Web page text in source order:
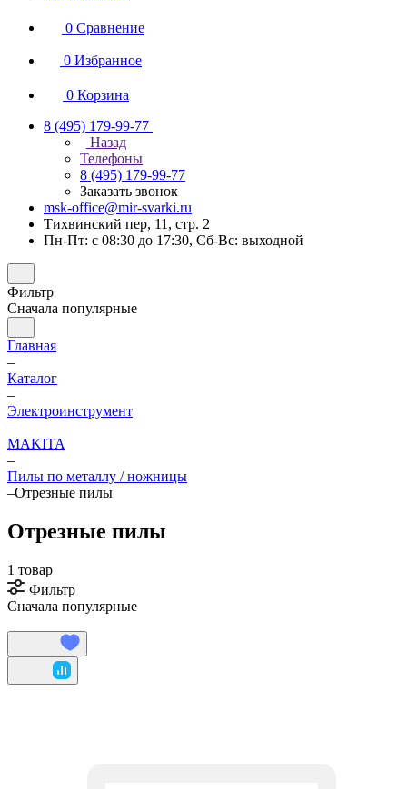
0 Сравнение
0 Избранное
0 Корзина
8 (495) 179-99-77
Назад
Телефоны
8 (495) 179-99-77
Заказать звонок
msk-office@mir-svarki.ru
Тихвинский пер, 11, стр. 2
Пн-Пт: с 08:30 до 17:30, Сб-Вс: выходной
Фильтр
Сначала популярные
Главная
–
Каталог
–
Электроинструмент
–
МAKITA
–
Пилы по металлу / ножницы
–Отрезные пилы
Отрезные пилы
1 товар
Фильтр
Сначала популярные